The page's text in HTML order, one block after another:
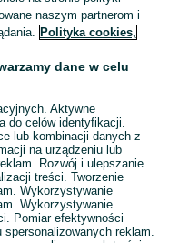
naszym partnerom i
Polityka cookies,
dane w celu
Aktywne
do celów identyfikacji.
lub kombinacji danych z
na urządzeniu lub
Rozwój i ulepszanie
treści. Tworzenie
Wykorzystywanie
Wykorzystywanie
Pomiar efektywności
reklam.